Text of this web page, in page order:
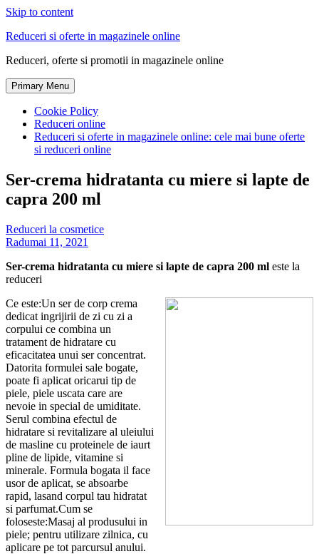
Skip to content
Reduceri si oferte in magazinele online
Reduceri, oferte si promotii in magazinele online
Primary Menu
Cookie Policy
Reduceri online
Reduceri si oferte in magazinele online: cele mai bune oferte
si reduceri online
Ser-crema hidratanta cu miere si lapte de
capra 200 ml
Reduceri la cosmetice
Radumai 11, 2021
Ser-crema hidratanta cu miere si lapte de capra 200 ml este la
reduceri
Ce este:Un ser de corp crema
dedicat ingrijirii de zi cu zi a
corpului ce combina un
tratament de hidratare cu
eficacitatea unui ser concentrat.
Datorita formulei sale bogate,
poate fi aplicat oricarui tip de
piele, piele uscata care are
nevoie in special de umiditate.
Serul combina efectul de
hidratare si revitalizare al uleiului
de masline cu proteinele ​​de iaurt
pline de lipide, vitamine si
minerale. Formula bogata il face
usor de aplicat, se absoarbe
rapid, lasand corpul tau hidratat
si parfumat.Cum se
foloseste:Masaj al produsului in
piele; pentru utilizare zilnica, cu
aplicare pe tot parcursul anului.